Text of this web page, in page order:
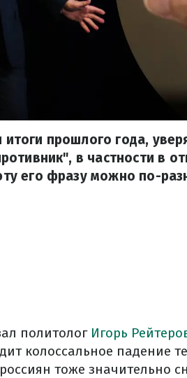
прошлого года,
в частности в
его фразу можно по-
политологИгорь
колоссальное падение
тоже значительно